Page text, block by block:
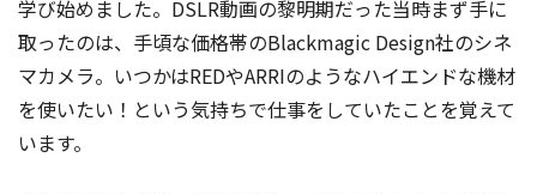
学び始めました。DSLR動画の黎明期だった当時まず手に
取ったのは、手頃な価格帯のBlackmagic Design社のシネ
マカメラ。いつかはREDやARRIのようなハイエンドな機材
を使いたい！という気持ちで仕事をしていたことを覚えて
います。